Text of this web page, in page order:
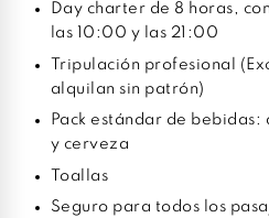
Day charter de 8 horas,
las 10:00 y las 21:00
Tripulación profesional
alquilan sin patrón)
Pack estándar de
y cerveza
Toallas
Seguro para todos los